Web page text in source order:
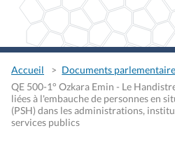
Accueil
Documents
QE 500-1° Ozkara Emin - Le
liées à l'embauche de personnes en
(PSH) dans les administrations,
services publics